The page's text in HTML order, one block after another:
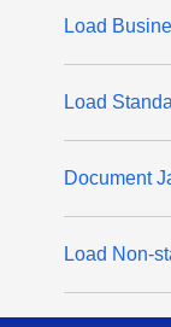
Load
Load
Document
Load Non-